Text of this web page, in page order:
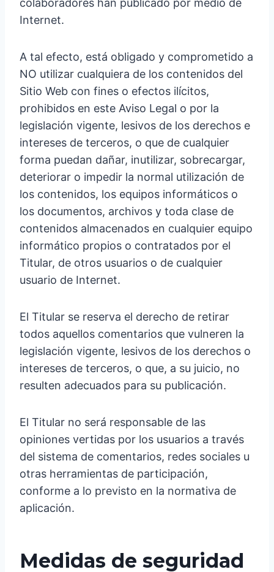
colaboradores han publicado por medio de
Internet.
A tal efecto, está obligado y comprometido a
NO utilizar cualquiera de los contenidos del
Sitio Web con fines o efectos ilícitos,
prohibidos en este Aviso Legal o por la
legislación vigente, lesivos de los derechos e
intereses de terceros, o que de cualquier
forma puedan dañar, inutilizar, sobrecargar,
deteriorar o impedir la normal utilización de
los contenidos, los equipos informáticos o
los documentos, archivos y toda clase de
contenidos almacenados en cualquier equipo
informático propios o contratados por el
Titular, de otros usuarios o de cualquier
usuario de Internet.
El Titular se reserva el derecho de retirar
todos aquellos comentarios que vulneren la
legislación vigente, lesivos de los derechos o
intereses de terceros, o que, a su juicio, no
resulten adecuados para su publicación.
El Titular no será responsable de las
opiniones vertidas por los usuarios a través
del sistema de comentarios, redes sociales u
otras herramientas de participación,
conforme a lo previsto en la normativa de
aplicación.
Medidas de seguridad